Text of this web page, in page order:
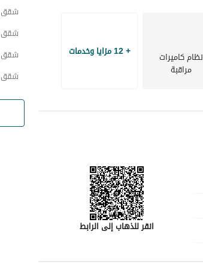
نظام كاميرات
مراقبة
+ 12 مزايا وخدمات
انقر للذهاب إلى الرابط
شقق
شقق
شقق
شقق